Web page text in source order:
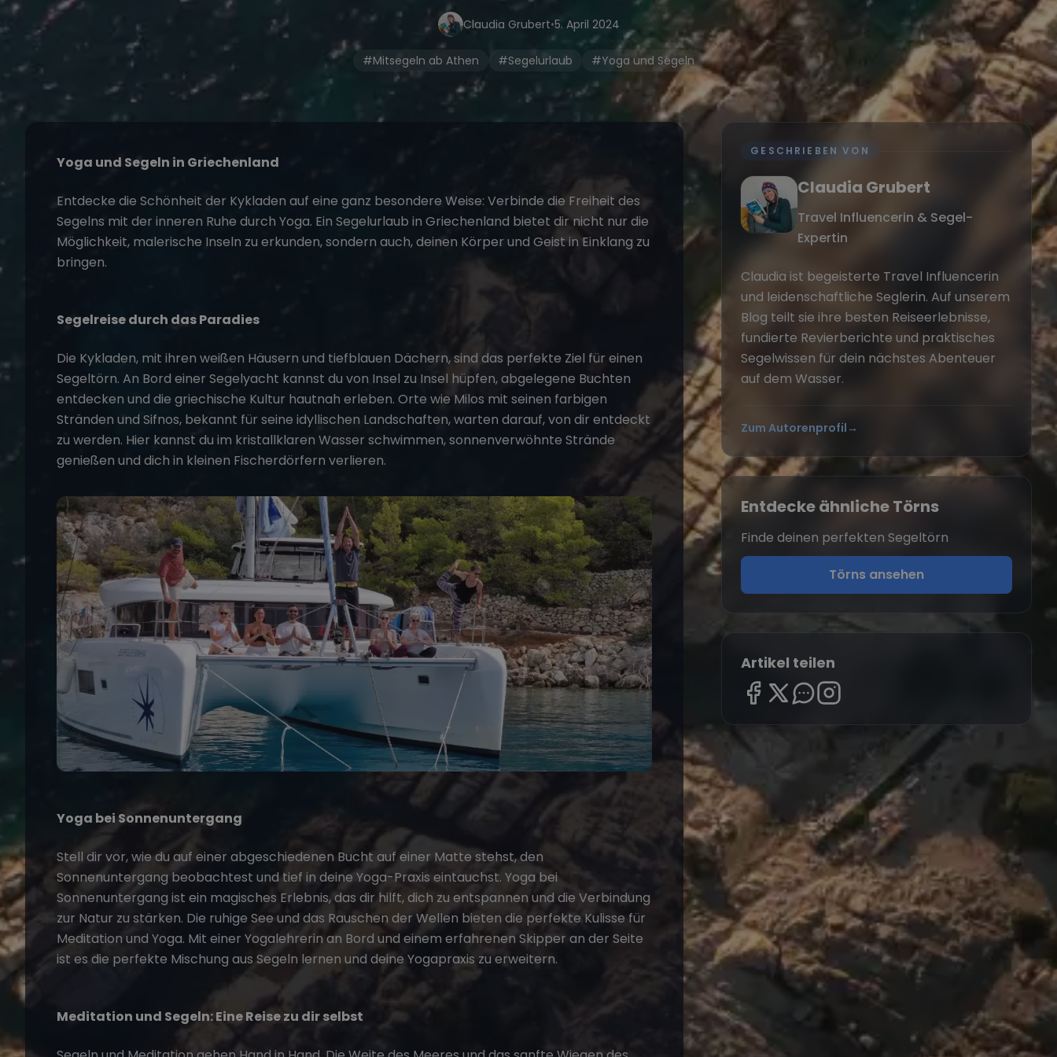
Claudia Grubert•5. April 2024
#Mitsegeln ab Athen #Segelurlaub #Yoga und Segeln
Yoga und Segeln in Griechenland
Entdecke die Schönheit der Kykladen auf eine ganz besondere Weise: Verbinde die Freiheit des
Segelns mit der inneren Ruhe durch Yoga. Ein Segelurlaub in Griechenland bietet dir nicht nur die
Möglichkeit, malerische Inseln zu erkunden, sondern auch, deinen Körper und Geist in Einklang zu
bringen.
Segelreise durch das Paradies
Die Kykladen, mit ihren weißen Häusern und tiefblauen Dächern, sind das perfekte Ziel für einen
Segeltörn. An Bord einer Segelyacht kannst du von Insel zu Insel hüpfen, abgelegene Buchten
entdecken und die griechische Kultur hautnah erleben. Orte wie Milos mit seinen farbigen
Stränden und Sifnos, bekannt für seine idyllischen Landschaften, warten darauf, von dir entdeckt
zu werden. Hier kannst du im kristallklaren Wasser schwimmen, sonnenverwöhnte Strände
genießen und dich in kleinen Fischerdörfern verlieren​​.
Yoga bei Sonnenuntergang
Stell dir vor, wie du auf einer abgeschiedenen Bucht auf einer Matte stehst, den
Sonnenuntergang beobachtest und tief in deine Yoga-Praxis eintauchst. Yoga bei
Sonnenuntergang ist ein magisches Erlebnis, das dir hilft, dich zu entspannen und die Verbindung
zur Natur zu stärken. Die ruhige See und das Rauschen der Wellen bieten die perfekte Kulisse für
Meditation und Yoga. Mit einer Yogalehrerin an Bord und einem erfahrenen Skipper an der Seite
ist es die perfekte Mischung aus Segeln lernen und deine Yogapraxis zu erweitern.
Meditation und Segeln: Eine Reise zu dir selbst
GESCHRIEBEN VON
Claudia Grubert
Travel Influencerin & Segel-
Expertin
Claudia ist begeisterte Travel Influencerin
und leidenschaftliche Seglerin. Auf unserem
Blog teilt sie ihre besten Reiseerlebnisse,
fundierte Revierberichte und praktisches
Segelwissen für dein nächstes Abenteuer
auf dem Wasser.
Zum Autorenprofil →
Entdecke ähnliche Törns
Finde deinen perfekten Segeltörn
Törns ansehen
Artikel teilen